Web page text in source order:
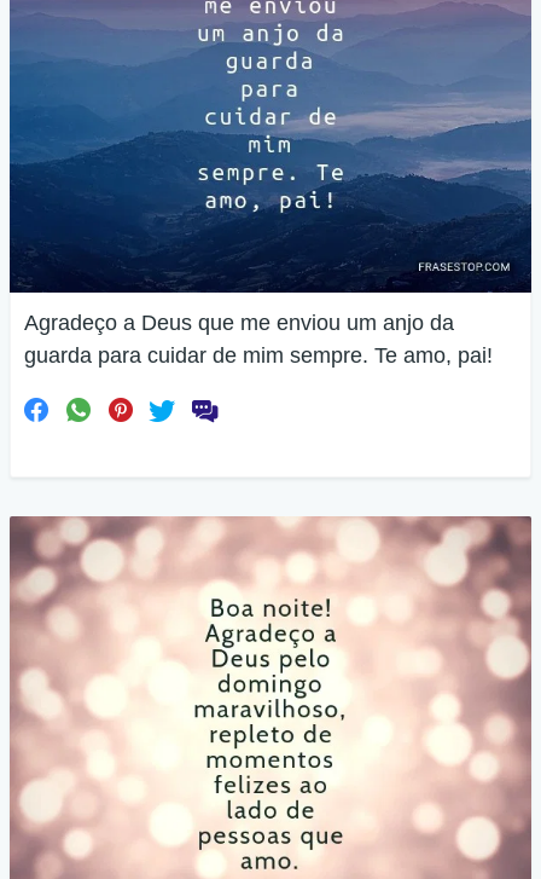
Agradeço a Deus que me enviou um anjo da
guarda para cuidar de mim sempre. Te amo, pai!